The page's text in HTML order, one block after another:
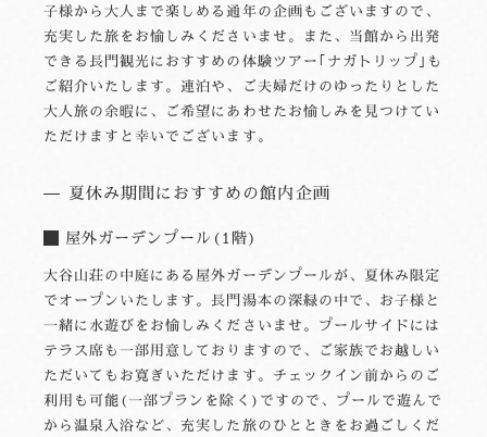
子様から大人まで楽しめる通年の企画もございますので、
充実した旅をお愉しみくださいませ。また、当館から出発
できる長門観光におすすめの体験ツアー｢ナガトリップ｣も
ご紹介いたします。連泊や、ご夫婦だけのゆったりとした
大人旅の余暇に、ご希望にあわせたお愉しみを見つけてい
ただけますと幸いでございます。
夏休み期間におすすめの館内企画
屋外ガーデンプール(1階)
大谷山荘の中庭にある屋外ガーデンプールが、夏休み限定
でオープンいたします。長門湯本の深緑の中で、お子様と
一緒に水遊びをお愉しみくださいませ。プールサイドには
テラス席も一部用意しておりますので、ご家族でお越しい
ただいてもお寛ぎいただけます。チェックイン前からのご
利用も可能(一部プランを除く)ですので、プールで遊んで
から温泉入浴など、充実した旅のひとときをお過ごしくだ